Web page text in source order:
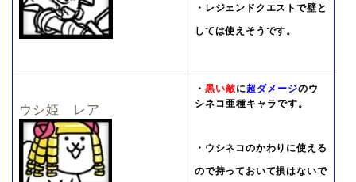
・レジェンドクエストで壁と
しては使えそうです。
ウシ姫 レア
・ 黒い敵に超ダメージのウ
シネコ亜種キャラです。
・ウシネコのかわりに使える
ので持っておいて損はないで